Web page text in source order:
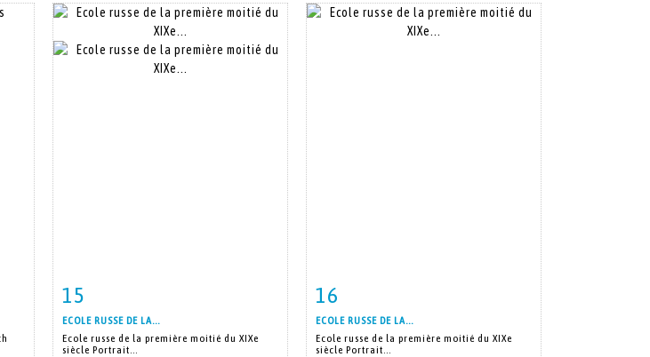
Fiche détaillée
15
ECOLE RUSSE DE LA...
Ecole russe de la première moitié du XIXe
siècle Portrait...
Fiche détaillée
16
ECOLE RUSSE DE LA...
Ecole russe de la première moitié du XIXe
siècle Portrait...